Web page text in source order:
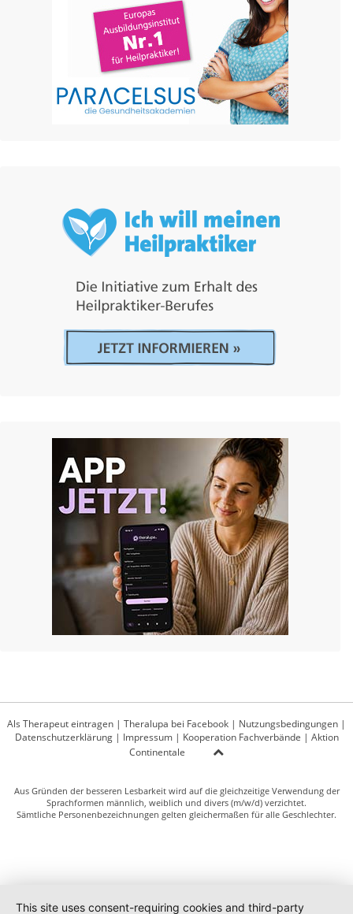
Als Therapeut eintragen | Theralupa bei Facebook | Nutzungsbedingungen |
Datenschutzerklärung| Impressum| Kooperation Fachverbände | Aktion
Continentale
Aus Gründen der besseren Lesbarkeit wird auf die gleichzeitige Verwendung der
Sprachformen männlich, weiblich und divers (m/w/d) verzichtet.
Sämtliche Personenbezeichnungen gelten gleichermaßen für alle Geschlechter.
This site uses consent-requiring cookies and third-party